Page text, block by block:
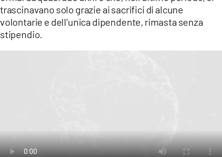
trascinavano solo grazie ai sacrifici di alcune
volontarie e dell’unica dipendente, rimasta senza
stipendio.